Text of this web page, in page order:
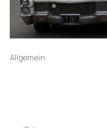
Allgemein